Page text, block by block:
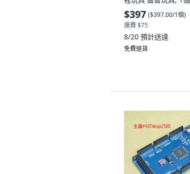
$397 ($397.00/1個)
運費 $75
8/20 預計送達
免費退貨